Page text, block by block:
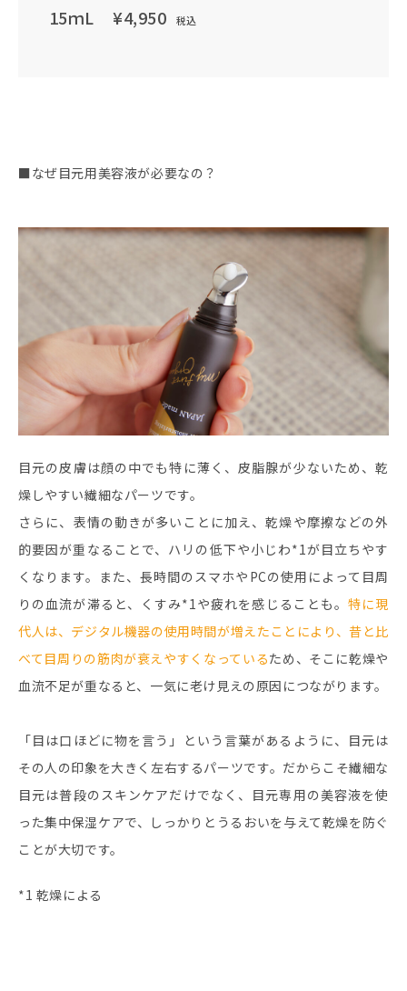
15ｍL ¥4,950 税込
■なぜ目元用美容液が必要なの？
目元の皮膚は顔の中でも特に薄く、皮脂腺が少ないため、乾
燥しやすい繊細なパーツです。
さらに、表情の動きが多いことに加え、乾燥や摩擦などの外
的要因が重なることで、ハリの低下や小じわ*1が目立ちやす
くなります。また、長時間のスマホやPCの使用によって目周
りの血流が滞ると、くすみ*1や疲れを感じることも。特に現
代人は、デジタル機器の使用時間が増えたことにより、昔と比
べて目周りの筋肉が衰えやすくなっているため、そこに乾燥や
血流不足が重なると、一気に老け見えの原因につながります。
「目は口ほどに物を言う」という言葉があるように、目元は
その人の印象を大きく左右するパーツです。だからこそ繊細な
目元は普段のスキンケアだけでなく、目元専用の美容液を使
った集中保湿ケアで、しっかりとうるおいを与えて乾燥を防ぐ
ことが大切です。
*1 乾燥による